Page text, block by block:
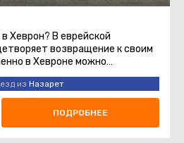
Хеврон? В еврейской
возвращение к своим
в Хевроне можно
Праотцами ...
из Назарет
ПОДРОБНЕЕ